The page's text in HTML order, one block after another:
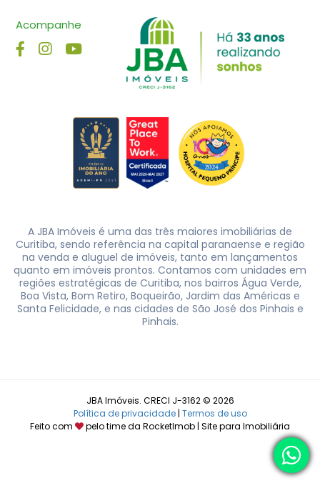
Acompanhe
A JBA Imóveis é uma das três maiores imobiliárias de
Curitiba, sendo referência na capital paranaense e região
na venda e aluguel de imóveis, tanto em lançamentos
quanto em imóveis prontos. Contamos com unidades em
regiões estratégicas de Curitiba, nos bairros Água Verde,
Boa Vista, Bom Retiro, Boqueirão, Jardim das Américas e
Santa Felicidade, e nas cidades de São José dos Pinhais e
Pinhais.
JBA Imóveis. CRECI J-3162 © 2026
Política de privacidade| Termos de uso
Feito com
pelo time da RocketImob | Site para Imobiliária